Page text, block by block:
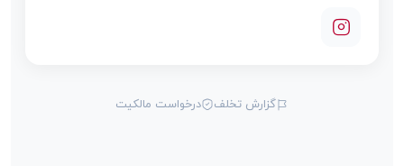
گزارش تخلف درخواست مالکیت